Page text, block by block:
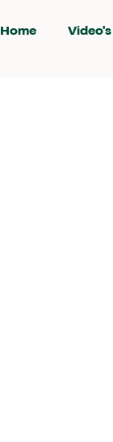
Home Video's